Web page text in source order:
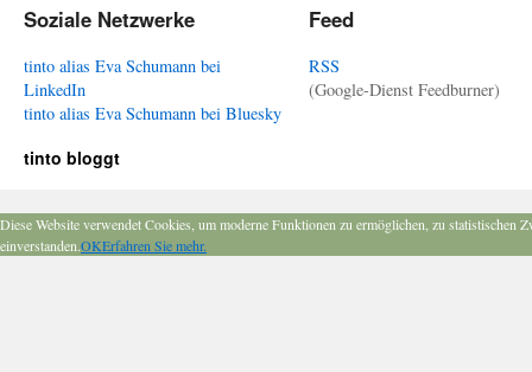
Soziale Netzwerke
tinto alias Eva Schumann bei
LinkedIn
tinto alias Eva Schumann bei Bluesky
Feed
RSS
(Google-Dienst Feedburner)
tinto bloggt
Diese Website verwendet Cookies, um moderne Funktionen zu ermöglichen, zu
einverstanden.OKErfahren Sie mehr.